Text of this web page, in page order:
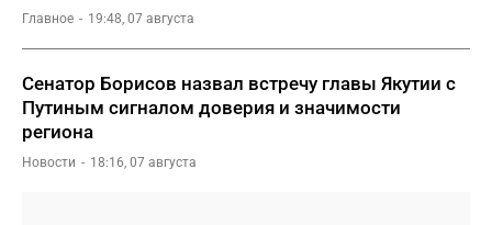
Главное 19:48, 07 августа
Сенатор Борисов назвал встречу главы Якутии с
Путиным сигналом доверия и значимости
региона
Новости 18:16, 07 августа